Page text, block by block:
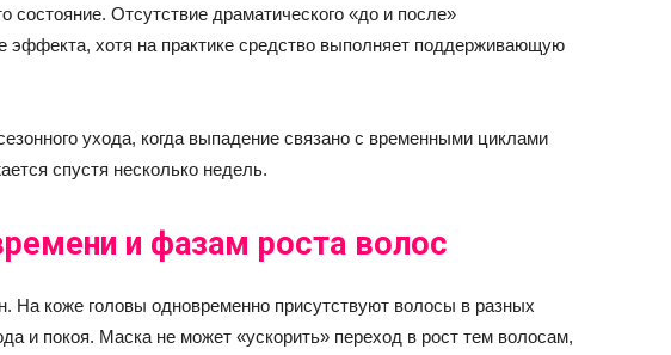
состояние. Отсутствие драматического «до и после»
эффекта, хотя на практике средство выполняет поддерживающую
ухода, когда выпадение связано с временными циклами
спустя несколько недель.
и фазам роста волос
На коже головы одновременно присутствуют волосы в разных
и покоя. Маска не может «ускорить» переход в рост тем волосам,